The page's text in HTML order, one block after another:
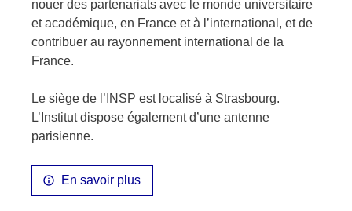
nouer des partenariats avec le monde universitaire
et académique, en France et à l’international, et de
contribuer au rayonnement international de la
France.
Le siège de l’INSP est localisé à Strasbourg.
L’Institut dispose également d’une antenne
parisienne.
En savoir plus